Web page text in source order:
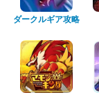
ダークルギア攻略